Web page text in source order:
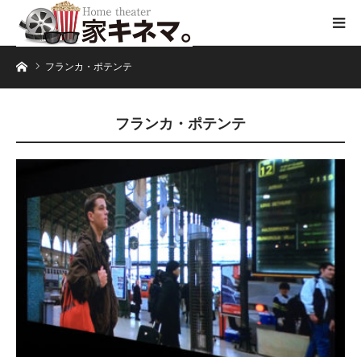
ホームフランカ・ポテンテ
フランカ・ポテンテ